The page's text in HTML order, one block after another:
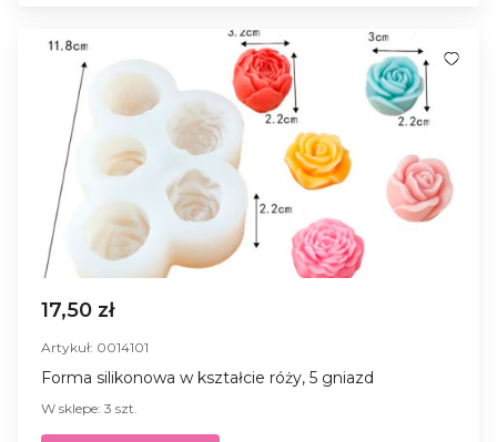
17,50 zł
Artykuł: 0014101
Forma silikonowa w kształcie róży, 5 gniazd
W sklepe: 3 szt.